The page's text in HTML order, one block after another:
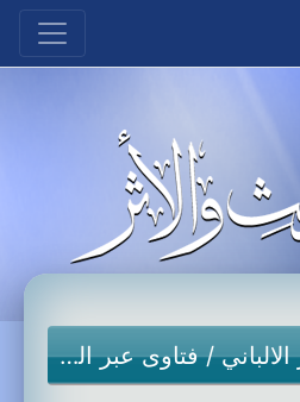
/فتاوى عبر الهاتف والسيارة